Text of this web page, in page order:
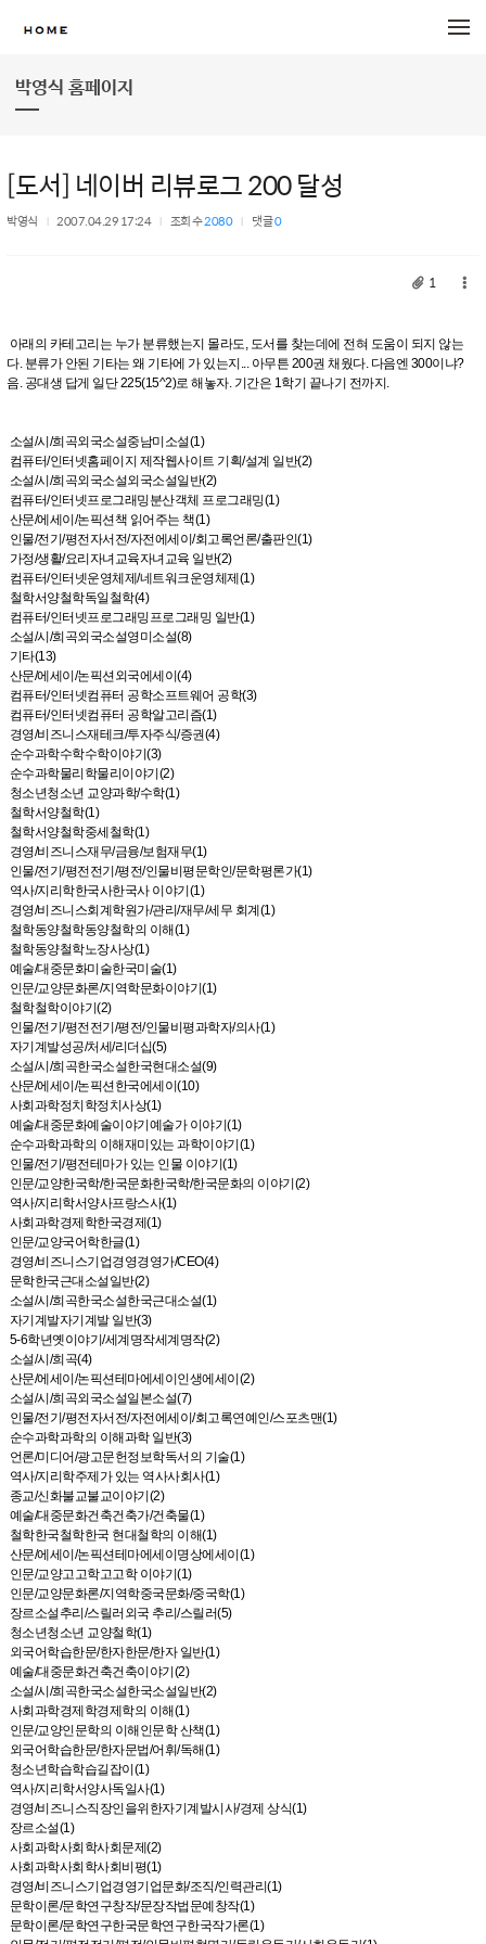
박영식 홈페이지
[도서] 네이버 리뷰로그 200 달성
박영식 2007.04.29 17:24 조회 수2080 댓글0
1
아래의 카테고리는 누가 분류했는지 몰라도, 도서를 찾는데에 전혀 도움이 되지 않는
다. 분류가 안된 기타는 왜 기타에 가 있는지... 아무튼 200권 채웠다. 다음엔 300이냐?
음. 공대생 답게 일단 225(15^2)로 해놓자. 기간은 1학기 끝나기 전까지.
소설/시/희곡외국소설중남미소설(1)
컴퓨터/인터넷홈페이지 제작웹사이트 기획/설계 일반(2)
소설/시/희곡외국소설외국소설일반(2)
컴퓨터/인터넷프로그래밍분산객체 프로그래밍(1)
산문/에세이/논픽션책 읽어주는 책(1)
인물/전기/평전자서전/자전에세이/회고록언론/출판인(1)
가정/생활/요리자녀교육자녀교육 일반(2)
컴퓨터/인터넷운영체제/네트워크운영체제(1)
철학서양철학독일철학(4)
컴퓨터/인터넷프로그래밍프로그래밍 일반(1)
소설/시/희곡외국소설영미소설(8)
기타(13)
산문/에세이/논픽션외국에세이(4)
컴퓨터/인터넷컴퓨터 공학소프트웨어 공학(3)
컴퓨터/인터넷컴퓨터 공학알고리즘(1)
경영/비즈니스재테크/투자주식/증권(4)
순수과학수학수학이야기(3)
순수과학물리학물리이야기(2)
청소년청소년 교양과학/수학(1)
철학서양철학(1)
철학서양철학중세철학(1)
경영/비즈니스재무/금융/보험재무(1)
인물/전기/평전전기/평전/인물비평문학인/문학평론가(1)
역사/지리학한국사한국사 이야기(1)
경영/비즈니스회계학원가/관리/재무/세무 회계(1)
철학동양철학동양철학의 이해(1)
철학동양철학노장사상(1)
예술/대중문화미술한국미술(1)
인문/교양문화론/지역학문화이야기(1)
철학철학이야기(2)
인물/전기/평전전기/평전/인물비평과학자/의사(1)
자기계발성공/처세/리더십(5)
소설/시/희곡한국소설한국현대소설(9)
산문/에세이/논픽션한국에세이(10)
사회과학정치학정치사상(1)
예술/대중문화예술이야기예술가 이야기(1)
순수과학과학의 이해재미있는 과학이야기(1)
인물/전기/평전테마가 있는 인물 이야기(1)
인문/교양한국학/한국문화한국학/한국문화의 이야기(2)
역사/지리학서양사프랑스사(1)
사회과학경제학한국경제(1)
인문/교양국어학한글(1)
경영/비즈니스기업경영경영가/CEO(4)
문학한국근대소설일반(2)
소설/시/희곡한국소설한국근대소설(1)
자기계발자기계발 일반(3)
5-6학년옛이야기/세계명작세계명작(2)
소설/시/희곡(4)
산문/에세이/논픽션테마에세이인생에세이(2)
소설/시/희곡외국소설일본소설(7)
인물/전기/평전자서전/자전에세이/회고록연예인/스포츠맨(1)
순수과학과학의 이해과학 일반(3)
언론/미디어/광고문헌정보학독서의 기술(1)
역사/지리학주제가 있는 역사사회사(1)
종교/신화불교불교이야기(2)
예술/대중문화건축건축가/건축물(1)
철학한국철학한국 현대철학의 이해(1)
산문/에세이/논픽션테마에세이명상에세이(1)
인문/교양고고학고고학 이야기(1)
인문/교양문화론/지역학중국문화/중국학(1)
장르소설추리/스릴러외국 추리/스릴러(5)
청소년청소년 교양철학(1)
외국어학습한문/한자한문/한자 일반(1)
예술/대중문화건축건축이야기(2)
소설/시/희곡한국소설한국소설일반(2)
사회과학경제학경제학의 이해(1)
인문/교양인문학의 이해인문학 산책(1)
외국어학습한문/한자문법/어휘/독해(1)
청소년학습학습길잡이(1)
역사/지리학서양사독일사(1)
경영/비즈니스직장인을위한자기계발시사/경제 상식(1)
장르소설(1)
사회과학사회학사회문제(2)
사회과학사회학사회비평(1)
경영/비즈니스기업경영기업문화/조직/인력관리(1)
문학이론/문학연구창작/문장작법문예창작(1)
문학이론/문학연구한국문학연구한국작가론(1)